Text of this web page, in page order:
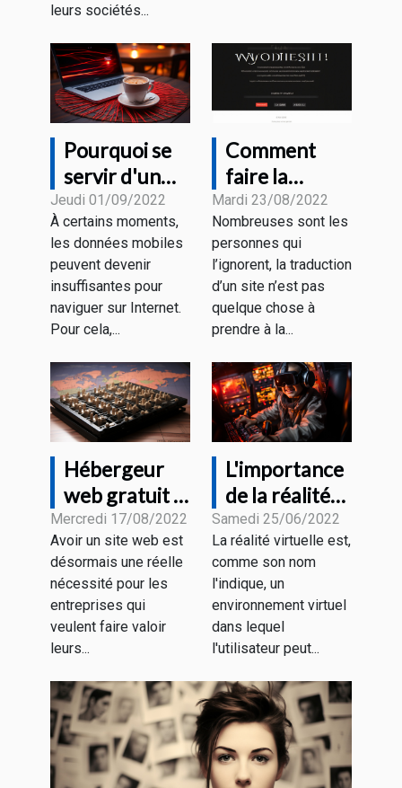
leurs sociétés...
Pourquoi se
servir d'un
VPN sur un
Wi-Fi public ?
Jeudi 01/09/2022
À certains moments,
les données mobiles
peuvent devenir
insuffisantes pour
naviguer sur Internet.
Pour cela,...
Comment
faire la
traduction de
son site
internet ?
Mardi 23/08/2022
Nombreuses sont les
personnes qui
l’ignorent, la traduction
d’un site n’est pas
quelque chose à
prendre à la...
Hébergeur
web gratuit :
quelques
critères pour
faire un bon
choix
Mercredi 17/08/2022
Avoir un site web est
désormais une réelle
nécessité pour les
entreprises qui
veulent faire valoir
leurs...
L'importance
de la réalité
virtuelle
Samedi 25/06/2022
La réalité virtuelle est,
comme son nom
l'indique, un
environnement virtuel
dans lequel
l'utilisateur peut...